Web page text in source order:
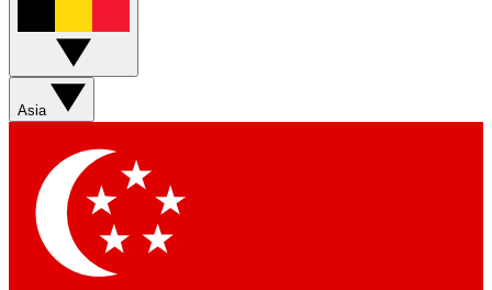
Asia